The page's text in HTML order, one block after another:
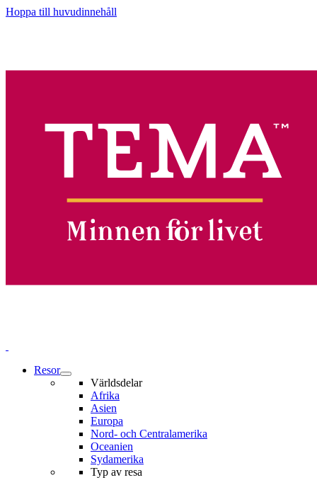
Hoppa till huvudinnehåll
Resor
Världsdelar
Afrika
Asien
Europa
Nord- och Centralamerika
Oceanien
Sydamerika
Typ av resa